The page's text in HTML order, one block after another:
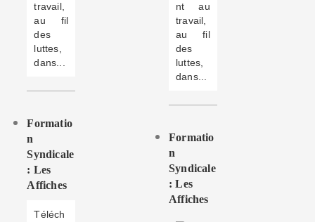
travail,
au fil
des
luttes,
dans...
Formatio
N
Syndicale
: Les
Affiches
Téléch
nt au
travail,
au fil
des
luttes,
dans...
Formatio
N
Syndicale
: Les
Affiches